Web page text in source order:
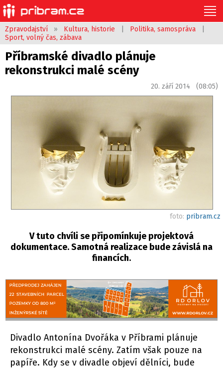
Zpravodajství » Kultura, historie Politika, samospráva
Sport, volný čas, zábava
Příbramské divadlo plánuje
rekonstrukci malé scény
20. září 2014 (08:05)
foto: pribram.cz
V tuto chvíli se připomínkuje projektová
dokumentace. Samotná realizace bude závislá na
financích.
Divadlo Antonína Dvořáka v Příbrami plánuje
rekonstrukci malé scény. Zatím však pouze na
papíře. Kdy se v divadle objeví dělníci, bude